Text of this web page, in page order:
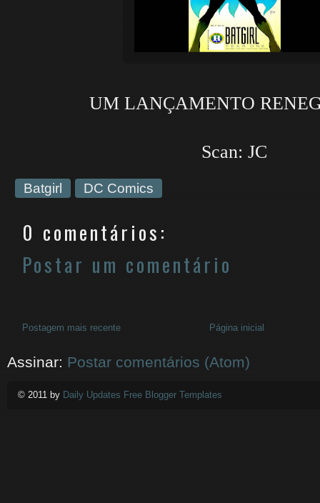
UM LANÇAMENTO
Scan: JC
Batgirl DC Comics
0 comentários:
Postar um comentário
Postagem mais recente Página inicial
Assinar: Postar comentários (Atom)
© 2011 by Daily Updates Free Blogger Templates